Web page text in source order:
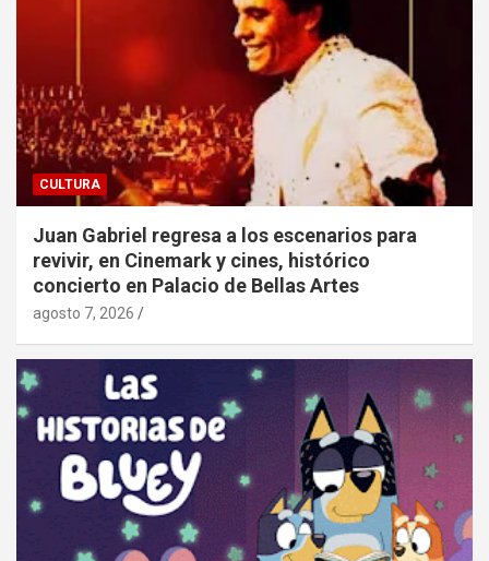
CULTURA
Juan Gabriel regresa a los escenarios para
revivir, en Cinemark y cines, histórico
concierto en Palacio de Bellas Artes
agosto 7, 2026